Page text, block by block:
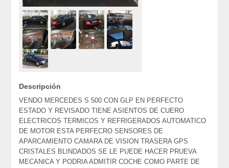
Descripción
VENDO MERCEDES S 500 CON GLP EN PERFECTO
ESTADO Y REVISADO TIENE ASIENTOS DE CUERO
ELECTRICOS TERMICOS Y REFRIGERADOS AUTOMATICO
DE MOTOR ESTA PERFECRO SENSORES DE
APARCAMIENTO CAMARA DE VISION TRASERA GPS
CRISTALES BLINDADOS SE LE PUEDE HACER PRUEVA
MECANICA Y PODRIA ADMITIR COCHE COMO PARTE DE